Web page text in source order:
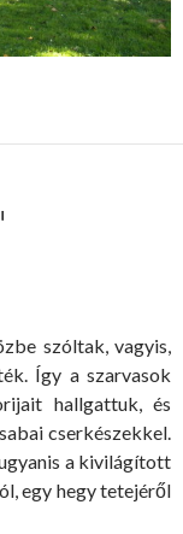
szóltak, vagyis,
Így a szarvasok
hallgattuk, és
cserkészekkel.
a kivilágított
egy hegy tetejéről